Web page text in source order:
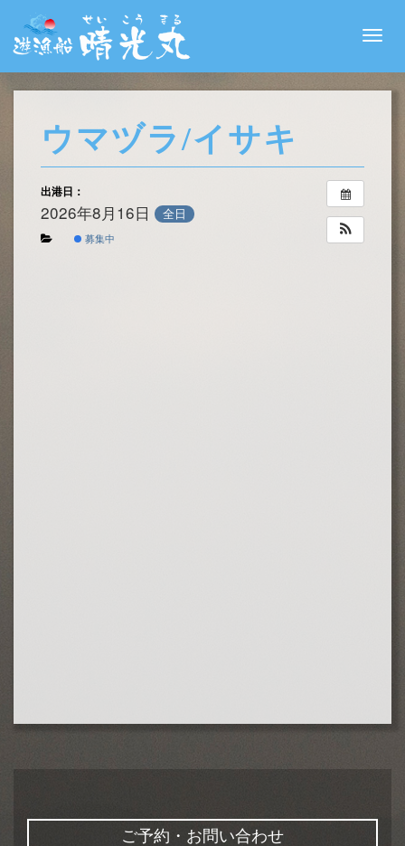
Toggle
ウマヅラ/イサキ
出港日：
2026年8月16日 全日
募集中
ご予約・お問い合わせ